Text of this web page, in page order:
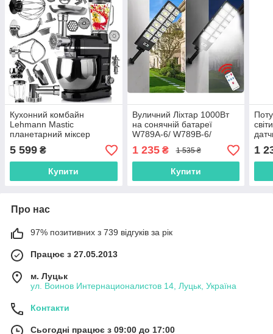
Кухонний комбайн
Lehmann Mastic
планетарний міксер
м'ясорубка 1300 Вт
LHOPM-1305A ЧОРНИЙ
5 599 ₴
Купити
Вуличний Ліхтар 1000Вт
на сонячній батареї
W789A-6/ W789B-6/
KD3481
1 235₴ 1 535 ₴
Купити
1
Про нас
97% позитивних з 739 відгуків за рік
Працює з 27.05.2013
м. Луцьк
ул. Воинов Интернационалистов 14, Луцьк, Україна
Контакти
Сьогодні працює з 09:00 до 17:00